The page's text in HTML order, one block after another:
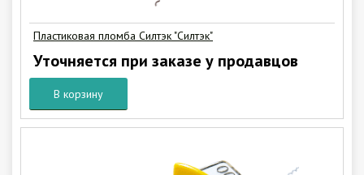
Пластиковая пломба Силтэк "Силтэк"
Уточняется при заказе у продавцов
В корзину